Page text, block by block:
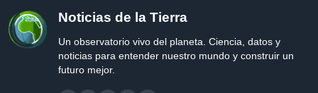
Noticias de la Tierra
Un observatorio vivo del planeta. Ciencia, datos y
noticias para entender nuestro mundo y construir un
futuro mejor.